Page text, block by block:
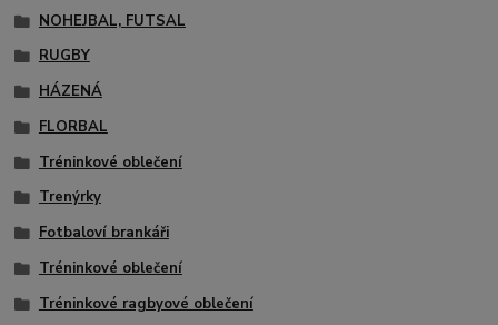
NOHEJBAL, FUTSAL
RUGBY
HÁZENÁ
FLORBAL
Tréninkové oblečení
Trenýrky
Fotbaloví brankáři
Tréninkové oblečení
Tréninkové ragbyové oblečení